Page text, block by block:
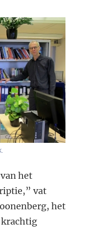
het
vat
het